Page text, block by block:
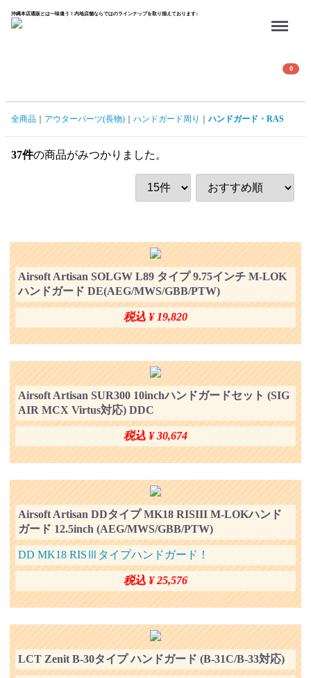
沖縄本店通販とは一味違う！内地店舗ならではのラインナップを取り揃えております♪
0
全商品 アウターパーツ(長物) ハンドガード周り ハンドガード・RAS
37件の商品がみつかりました。
Airsoft Artisan SOLGW L89 タイプ 9.75インチ M-LOK
ハンドガード DE(AEG/MWS/GBB/PTW)
税込 ¥ 19,820
Airsoft Artisan SUR300 10inchハンドガードセット (SIG
AIR MCX Virtus対応) DDC
税込 ¥ 30,674
Airsoft Artisan DDタイプ MK18 RISIII M-LOKハンド
ガード 12.5inch (AEG/MWS/GBB/PTW)
DD MK18 RISⅢタイプハンドガード！
税込 ¥ 25,576
LCT Zenit B-30タイプ ハンドガード (B-31C/B-33対応)